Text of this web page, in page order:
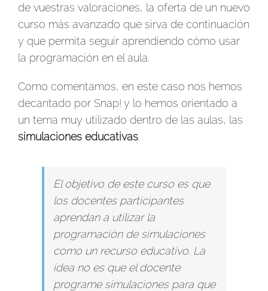
de vuestras valoraciones, la oferta de un nuevo
curso más avanzado que sirva de continuación
y que permita seguir aprendiendo cómo usar
la programación en el aula.
Como comentamos, en este caso nos hemos
decantado por Snap! y lo hemos orientado a
un tema muy utilizado dentro de las aulas, las
simulaciones educativas.
El objetivo de este curso es que
los docentes participantes
aprendan a utilizar la
programación de simulaciones
como un recurso educativo. La
idea no es que el docente
programe simulaciones para que